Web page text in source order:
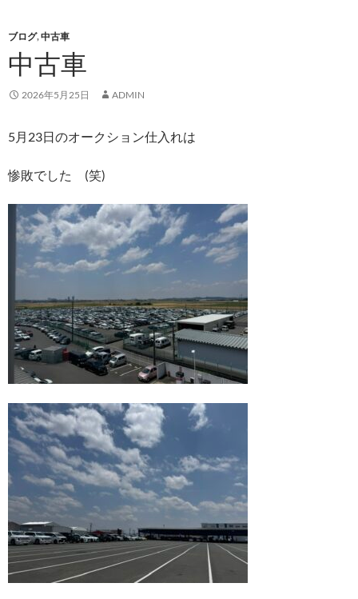
ブログ,中古車
中古車
2026年5月25日 ADMIN
5月23日のオークション仕入れは
惨敗でした (笑)